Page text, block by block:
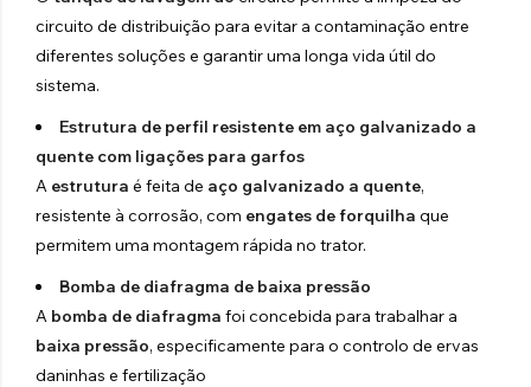
circuito de distribuição para evitar a contaminação entre
diferentes soluções e garantir uma longa vida útil do
sistema.
Estrutura de perfil resistente em aço galvanizado a
quente com ligações para garfos
A estrutura é feita de aço galvanizado a quente,
resistente à corrosão, com engates de forquilha que
permitem uma montagem rápida no trator.
Bomba de diafragma de baixa pressão
A bomba de diafragma foi concebida para trabalhar a
baixa pressão, especificamente para o controlo de ervas
daninhas e fertilização